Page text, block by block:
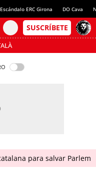
Escándalo ERC Girona DO Cava
para salvar Parlem